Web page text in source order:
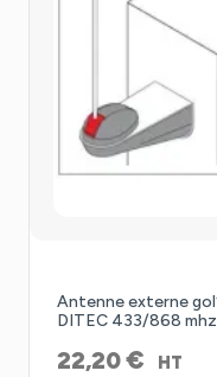
Antenne externe
DITEC 433/868 mhz
22,20€ HT